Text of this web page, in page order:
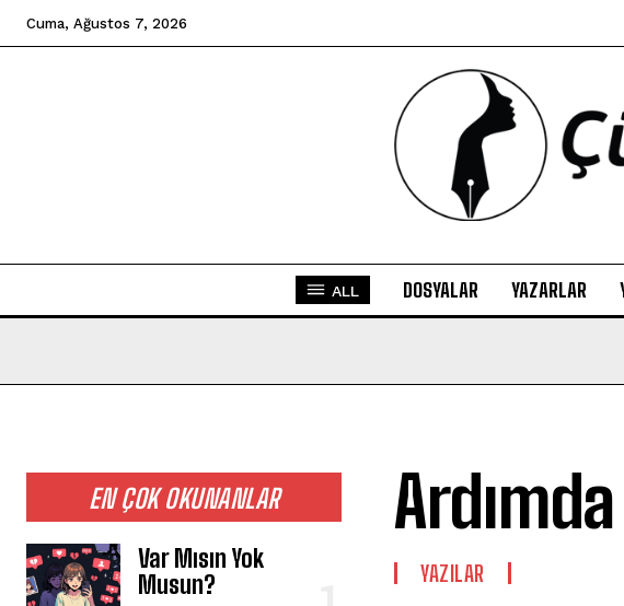
Cuma, Ağustos 7, 2026
ALL DOSYALAR YAZARLAR
EN ÇOK OKUNANLAR
Var Mısın Yok
Musun?
YAZILAR